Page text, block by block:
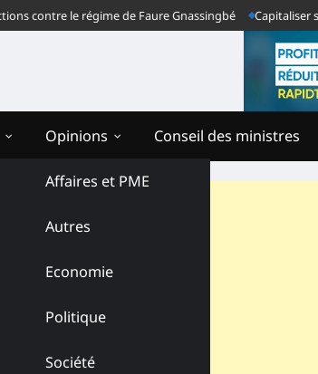
le régime de Faure Gnassingbé Capitaliser sur le
Opinions
Affaires et PME
Autres
Economie
Politique
Société
Conseil des ministres